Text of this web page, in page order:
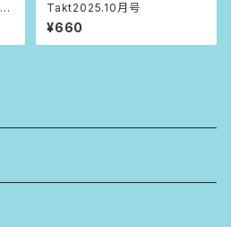
Takt2025.10月号
¥660